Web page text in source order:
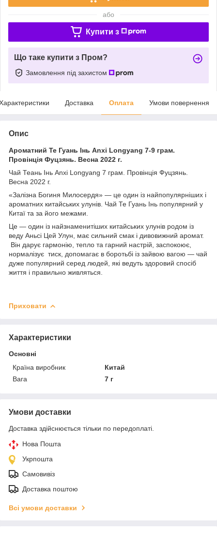
або
Купити з
Що таке купити з Пром?
Замовлення під захистом
Доставка Оплата Умови повернення
Опис
Ароматний Те Гуань Інь Anxi Longyang 7-9 грам.
Провінція Фуцзянь. Весна 2022 г.
Чай Теань Інь Anxi Longyang 7 грам. Провінція Фуцзянь.
Весна 2022 г.
«Залізна Богиня Милосердя» — це один із найпопулярніших і
ароматних китайських улунів. Чай Те Гуань Інь популярний у
Китаї та за його межами.
Це — один із найзнаменитіших китайських улунів родом із
веду Аньсі Цей Улун, має сильний смак і дивовижний аромат.
Він дарує гармонію, тепло та гарний настрій, заспокоює,
нормалізує тиск, допомагає в боротьбі із зайвою вагою — чай
дуже популярний серед людей, які ведуть здоровий спосіб
життя і правильно живляться.
Приховати
Характеристики
Основні
Країна виробник
Китай
Вага
7 г
Умови доставки
Доставка здійснюється тільки по передоплаті.
Нова Пошта
Укрпошта
Самовивіз
Доставка поштою
Всі умови доставки